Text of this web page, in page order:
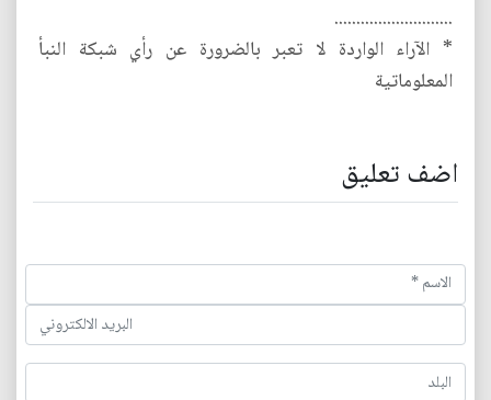
...........................
* الآراء الواردة لا تعبر بالضرورة عن رأي شبكة النبأ
المعلوماتية
اضف تعليق